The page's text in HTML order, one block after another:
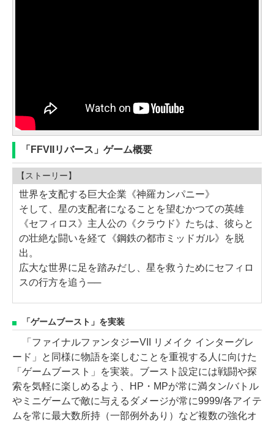
「FFVIIリバース」ゲーム概要
【ストーリー】
世界を支配する巨大企業《神羅カンパニー》
そして、星の支配者になることを望むかつての英雄
《セフィロス》主人公の《クラウド》たちは、彼らと
の壮絶な闘いを経て《鋼鉄の都市ミッドガル》を脱
出。
広大な世界に足を踏みだし、星を救うためにセフィロ
スの行方を追う──
「ゲームブースト」を実装
「ファイナルファンタジーVII リメイク インターグレ
ード」と同様に物語を楽しむことを重視する人に向けた
「ゲームブースト」を実装。ブースト設定には戦闘や探
索を気軽に楽しめるよう、HP・MPが常に満タン/バトル
やミニゲームで敵に与えるダメージが常に9999/各アイテ
ムを常に最大数所持（一部例外あり）など複数の強化オ